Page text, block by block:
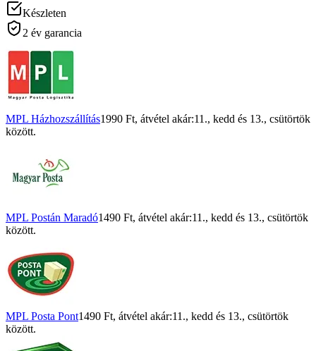
Készleten
2 év garancia
MPL Házhozszállítás1990 Ft, átvétel akár:11., kedd és 13., csütörtök
között.
MPL Postán Maradó1490 Ft, átvétel akár:11., kedd és 13., csütörtök
között.
MPL Posta Pont1490 Ft, átvétel akár:11., kedd és 13., csütörtök
között.